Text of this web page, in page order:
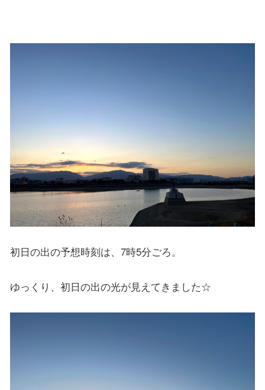
初日の出の予想時刻は、7時5分ごろ。
ゆっくり、初日の出の光が見えてきました☆